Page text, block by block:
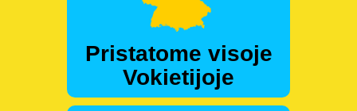
Pristatome visoje
Vokietijoje